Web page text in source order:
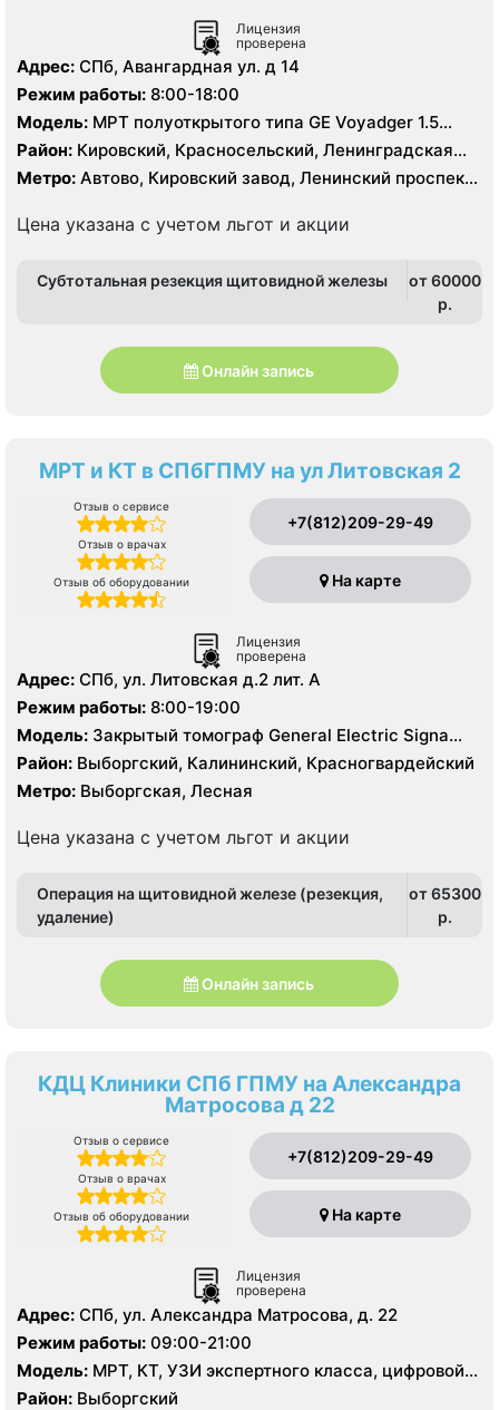
Лицензия
проверена
Адрес: СПб, Авангардная ул. д 14
Режим работы: 8:00-18:00
Модель: МРТ полуоткрытого типа GЕ Voyadger 1.5
Тесла, КТ Siemens Somatom Difinition AS 64 - 64 среза,
Район: Кировский, Красносельский, Ленинградская
область, Петродворцовый
Метро: Автово, Кировский завод, Ленинский проспект,
Цена указана с учетом льгот и акции
Субтотальная резекция щитовидной железы
от 60000
p.
Онлайн запись
МРТ и КТ в СПбГПМУ на ул Литовская 2
Отзыв о сервисе
Отзыв о врачах
Отзыв об оборудовании
+7(812)209-29-49
На карте
Лицензия
проверена
Адрес: СПб, ул. Литовская д.2 лит. А
Режим работы: 8:00-19:00
Модель: Закрытый томограф General Electric Signa
HDx 1.5 Тесла, Philips Ingenia 1.5 Тесла, КТ Philips
Ingenuity 128 срезов, УЗИ
Район: Выборгский, Калининский, Красногвардейский
Метро: Выборгская, Лесная
Цена указана с учетом льгот и акции
Операция на щитовидной железе (резекция,
удаление)
от 65300
p.
Онлайн запись
КДЦ Клиники СПб ГПМУ на Александра
Матросова д 22
Отзыв о сервисе
Отзыв о врачах
Отзыв об оборудовании
+7(812)209-29-49
На карте
Лицензия
проверена
Адрес: СПб, ул. Александра Матросова, д. 22
Режим работы: 09:00-21:00
Модель: МРТ, КТ, УЗИ экспертного класса, цифровой
рентген
Район: Выборгский